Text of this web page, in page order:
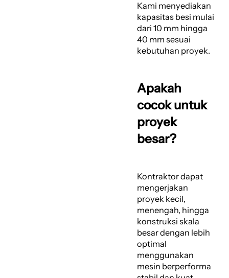
Kami menyediakan
kapasitas besi mulai
dari 10 mm hingga
40 mm sesuai
kebutuhan proyek.
Apakah
cocok untuk
proyek
besar?
Kontraktor dapat
mengerjakan
proyek kecil,
menengah, hingga
konstruksi skala
besar dengan lebih
optimal
menggunakan
mesin berperforma